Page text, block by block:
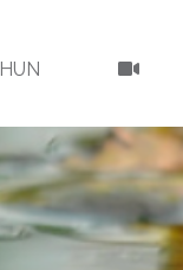
HUN